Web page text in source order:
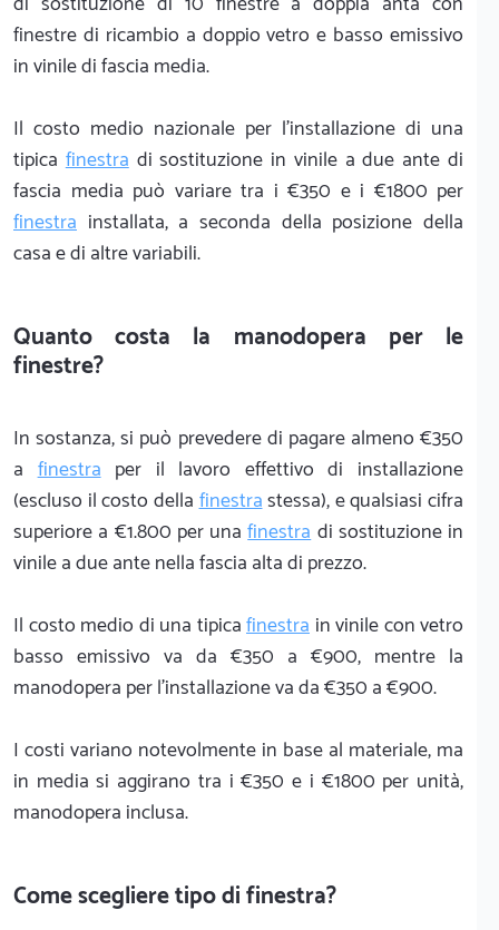
finestre di ricambio a doppio vetro e basso emissivo
in vinile di fascia media.
Il costo medio nazionale per l'installazione di una
tipicafinestradi sostituzione in vinile a due ante di
fascia media può variare tra i €350 e i €1800 per
finestra installata, a seconda della posizione della
casa e di altre variabili.
Quanto costa la manodopera per le
finestre?
In sostanza, si può prevedere di pagare almeno €350
afinestraper il lavoro effettivo di installazione
(escluso il costo dellafinestrastessa), e qualsiasi cifra
superiore a €1.800 per unafinestradi sostituzione in
vinile a due ante nella fascia alta di prezzo.
Il costo medio di una tipicafinestra in vinile con vetro
basso emissivo va da €350 a €900, mentre la
manodopera per l'installazione va da €350 a €900.
I costi variano notevolmente in base al materiale, ma
in media si aggirano tra i €350 e i €1800 per unità,
manodopera inclusa.
Come scegliere tipo di finestra?